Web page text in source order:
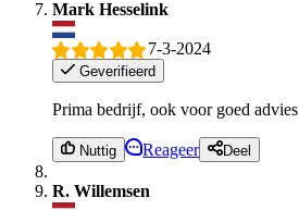
Mark Hesselink
7-3-2024
Geverifieerd
Prima bedrijf, ook voor goed advies
Nuttig Reageer Deel
R. Willemsen